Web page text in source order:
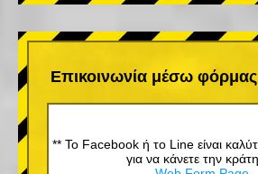
Επικοινωνία μέσω
** Το Facebook ή το Line είναι
για να κάνετε την